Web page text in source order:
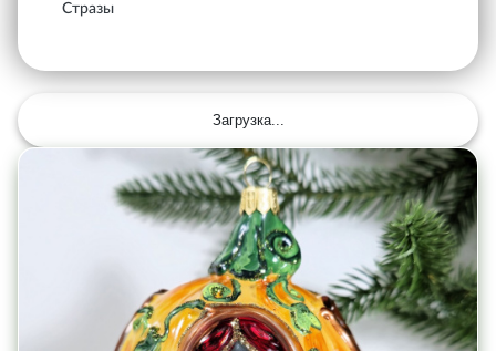
Стразы
Загрузка...